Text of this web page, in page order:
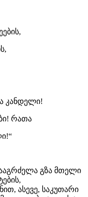
კანდელი!
რათა
გზა მთელი
ასევე, საკუთარი